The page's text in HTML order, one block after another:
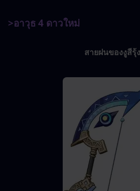
>อาวุธ 4 ดาวใหม่
สายฝนของงูสีรุ้ง